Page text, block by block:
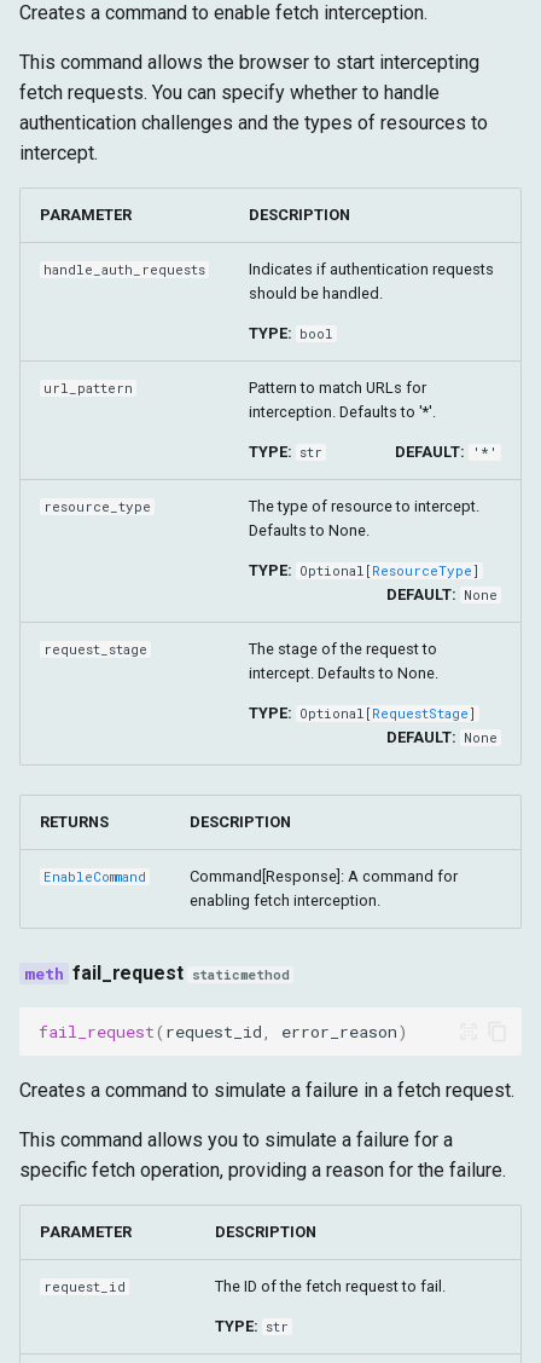
Creates a command to enable fetch interception.
This command allows the browser to start intercepting
fetch requests. You can specify whether to handle
authentication challenges and the types of resources to
intercept.
PARAMETER DESCRIPTION
handle_auth_requests
Indicates if authentication requests
should be handled.
TYPE: bool
url_pattern
Pattern to match URLs for
interception. Defaults to '*'.
TYPE: str DEFAULT: '*'
resource_type
The type of resource to intercept.
Defaults to None.
TYPE: Optional [ResourceType]
DEFAULT: None
request_stage
The stage of the request to
intercept. Defaults to None.
TYPE: Optional [RequestStage]
DEFAULT: None
RETURNS DESCRIPTION
EnableCommand
Command[Response]: A command for
enabling fetch interception.
fail_request staticmethod
fail_request( request_id error_reason)
Creates a command to simulate a failure in a fetch request.
This command allows you to simulate a failure for a
specific fetch operation, providing a reason for the failure.
PARAMETER DESCRIPTION
request_id The ID of the fetch request to fail.
TYPE: str